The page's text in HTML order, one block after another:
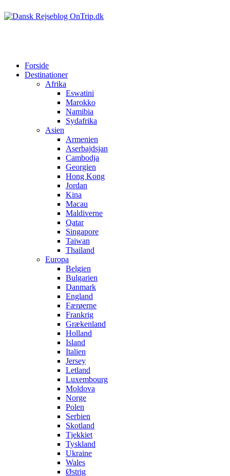
Forside
Destinationer
Afrika
Eswatini
Marokko
Namibia
Sydafrika
Asien
Armenien
Aserbajdsjan
Cambodja
Georgien
Hong Kong
Jordan
Kina
Macau
Maldiverne
Qatar
Singapore
Taiwan
Thailand
Europa
Belgien
Bulgarien
Danmark
England
Færøerne
Frankrig
Grækenland
Holland
Island
Italien
Jersey
Letland
Luxembourg
Moldova
Norge
Polen
Serbien
Skotland
Tjekkiet
Tyskland
Ukraine
Wales
Østrig